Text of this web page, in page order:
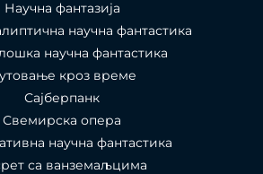
Научна фантазија
научна фантастика
научна фантастика
кроз време
Сајберпанк
Свемирска опера
научна фантастика
са ванземаљцима